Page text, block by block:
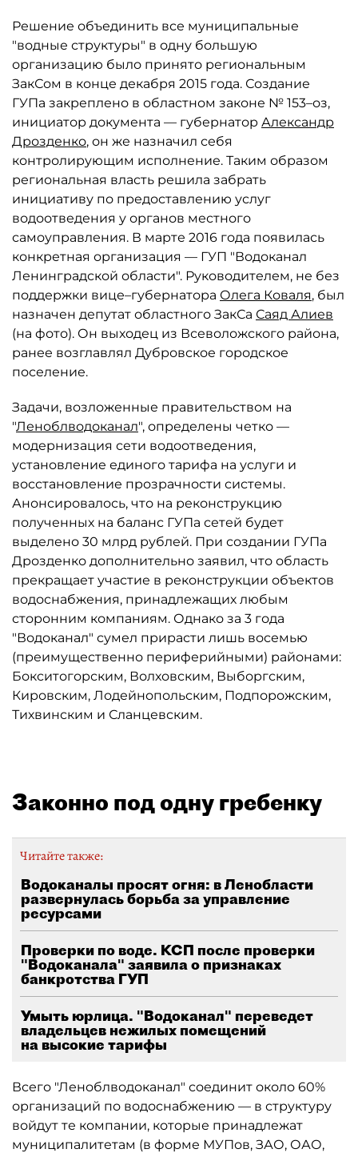
Решение объединить все муниципальные
"водные структуры" в одну большую
организацию было принято региональным
ЗакСом в конце декабря 2015 года. Создание
ГУПа закреплено в областном законе № 153–оз,
инициатор документа — губернатор Александр
Дрозденко, он же назначил себя
контролирующим исполнение. Таким образом
региональная власть решила забрать
инициативу по предоставлению услуг
водоотведения у органов местного
самоуправления. В марте 2016 года появилась
конкретная организация — ГУП "Водоканал
Ленинградской области". Руководителем, не без
поддержки вице–губернатора Олега Коваля, был
назначен депутат областного ЗакСа Саяд Алиев
(на фото). Он выходец из Всеволожского района,
ранее возглавлял Дубровское городское
поселение.
Задачи, возложенные правительством на
"Леноблводоканал", определены четко —
модернизация сети водоотведения,
установление единого тарифа на услуги и
восстановление прозрачности системы.
Анонсировалось, что на реконструкцию
полученных на баланс ГУПа сетей будет
выделено 30 млрд рублей. При создании ГУПа
Дрозденко дополнительно заявил, что область
прекращает участие в реконструкции объектов
водоснабжения, принадлежащих любым
сторонним компаниям. Однако за 3 года
"Водоканал" сумел прирасти лишь восемью
(преимущественно периферийными) районами:
Бокситогорским, Волховским, Выборгским,
Кировским, Лодейнопольским, Подпорожским,
Тихвинским и Сланцевским.
Законно под одну гребенку
Читайте также:
Водоканалы просят огня: в Ленобласти
развернулась борьба за управление
ресурсами
Проверки по воде. КСП после проверки
"Водоканала" заявила о признаках
банкротства ГУП
Умыть юрлица. "Водоканал" переведет
владельцев нежилых помещений
на высокие тарифы
Всего "Леноблводоканал" соединит около 60%
организаций по водоснабжению — в структуру
войдут те компании, которые принадлежат
муниципалитетам (в форме МУПов, ЗАО, ОАО,